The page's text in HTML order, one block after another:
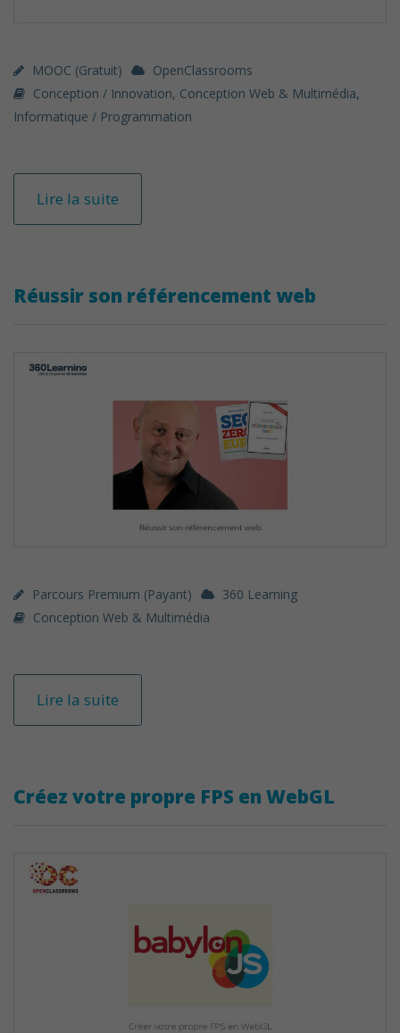
MOOC (gratuit)
OpenClassrooms
Conception / Innovation, Conception Web & Multimédia,
Informatique / Programmation
Lire la suite
Réussir son référencement web
Parcours Premium (payant)
360 Learning
Conception Web & Multimédia
Lire la suite
Créez votre propre FPS en WebGL